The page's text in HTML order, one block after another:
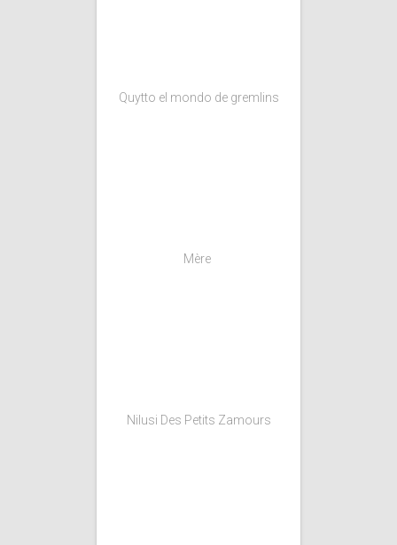
Quytto el mondo de gremlins
Mère
Nilusi Des Petits Zamours